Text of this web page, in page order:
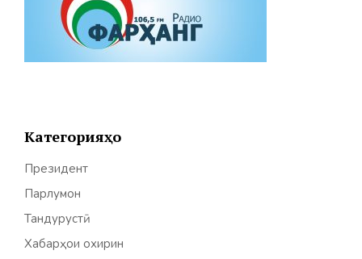
Категорияҳо
Президент
Парлумон
Тандурустӣ
Хабарҳои охирин